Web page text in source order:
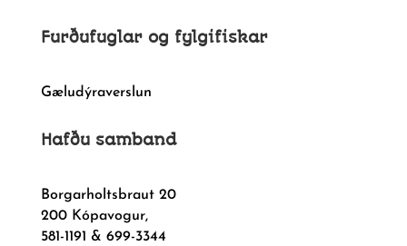
Furðufuglar og fylgifiskar
Gæludýraverslun
Hafðu samband
Borgarholtsbraut 20
200 Kópavogur,
581-1191 & 699-3344